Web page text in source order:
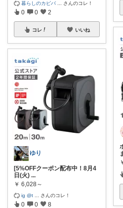
暮らしのカピバ さんのコレ！
0 0 2
コレ いいね
ゆり
[5%OFFクーポン配布中！8月4
日(火) ...
￥ 6,028～
ig @t さんのコレ！
0 0 8